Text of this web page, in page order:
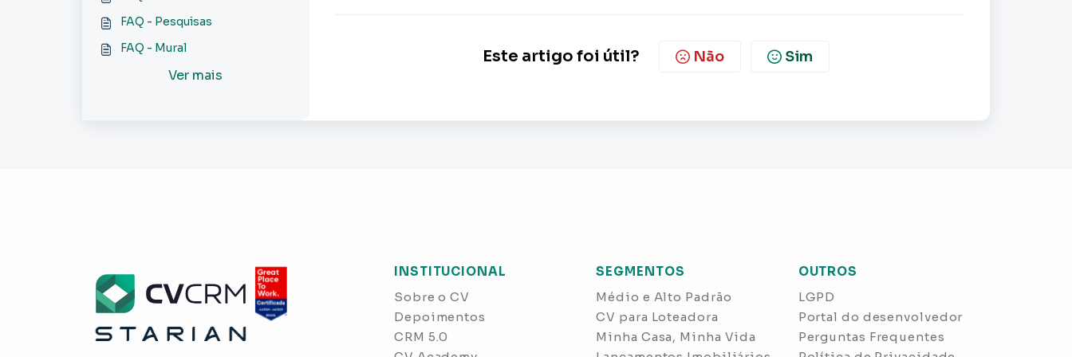
FAQ - Pesquisas
FAQ - Mural
Ver mais
Este artigo foi útil? Não Sim
INSTITUCIONAL
Sobre o CV
Depoimentos
CRM 5.0
SEGMENTOS
Médio e Alto Padrão
CV para Loteadora
Minha Casa, Minha Vida
OUTROS
LGPD
Portal do desenvolvedor
Perguntas Frequentes